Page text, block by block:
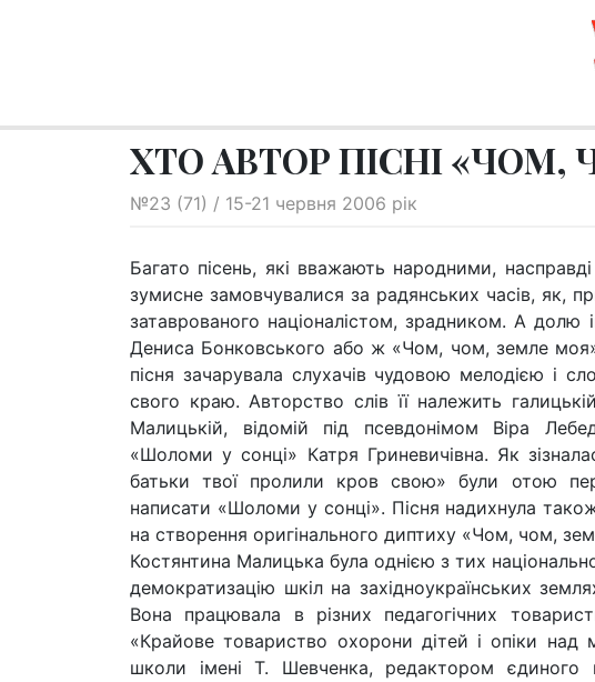
ХТО АВТОР ПІСНІ
№23 (71) / 15-21 червня 2006 рік
Багато пісень, які вважають народними,
зумисне замовчувалися за радянських часів, як,
затаврованого націоналістом, зрадником. А долю
Дениса Бонковського або ж «Чом, чом, земле
пісня зачарувала слухачів чудовою мелодією і
свого краю. Авторство слів її належить
Малицькій, відомій під псевдонімом Віра
«Шоломи у сонці» Катря Гриневичівна. Як
батьки твої пролили кров свою» були отою
написати «Шоломи у сонці». Пісня надихнула
на створення оригінального диптиху «Чом, чом,
Костянтина Малицька була однією з тих
демократизацію шкіл на західноукраїнських
Вона працювала в різних педагогічних
«Крайове товариство охорони дітей і опіки
школи імені Т. Шевченка, редактором єдиного